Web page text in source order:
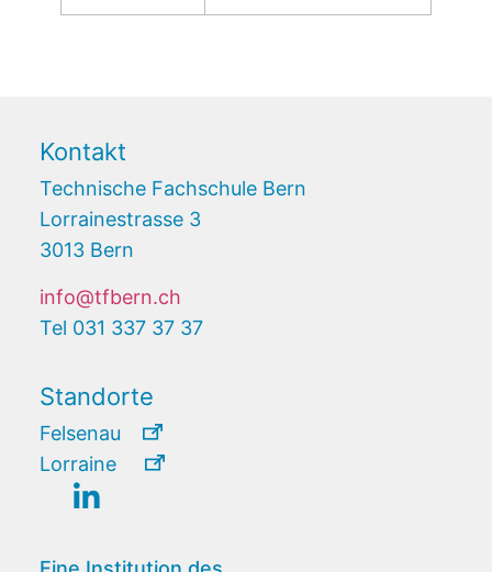
Kontakt
Technische Fachschule Bern
Lorrainestrasse 3
3013 Bern
info@tfbern.ch
Tel 031 337 37 37
Standorte
Felsenau
Lorraine